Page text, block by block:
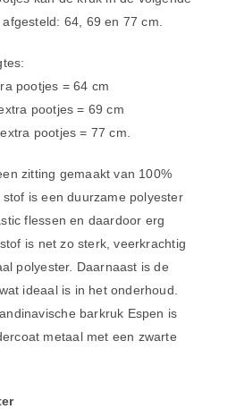
64, 69 en 77 cm.
pootjes = 64 cm
pootjes = 69 cm
pootjes = 77 cm.
zitting gemaakt van 100%
is een duurzame polyester
flessen en daardoor erg
is net zo sterk, veerkrachtig
polyester. Daarnaast is de
ideaal is in het onderhoud.
barkruk Espen is
metaal met een zwarte